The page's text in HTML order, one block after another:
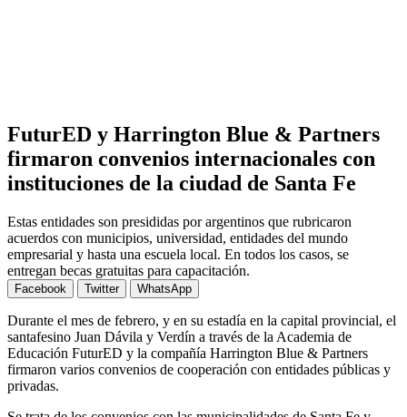
FuturED y Harrington Blue & Partners
firmaron convenios internacionales con
instituciones de la ciudad de Santa Fe
Estas entidades son presididas por argentinos que rubricaron
acuerdos con municipios, universidad, entidades del mundo
empresarial y hasta una escuela local. En todos los casos, se
entregan becas gratuitas para capacitación.
Facebook Twitter WhatsApp
Durante el mes de febrero, y en su estadía en la capital provincial, el
santafesino Juan Dávila y Verdín a través de la Academia de
Educación FuturED y la compañía Harrington Blue & Partners
firmaron varios convenios de cooperación con entidades públicas y
privadas.